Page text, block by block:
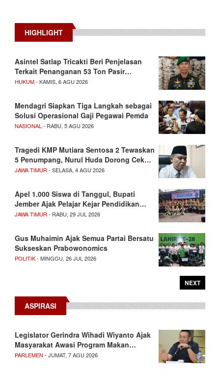
HIGHLIGHT
Asintel Satlap Tricakti Beri Penjelasan
Terkait Penanganan 53 Ton Pasir…
HUKUM- KAMIS, 6 AGU 2026
Mendagri Siapkan Tiga Langkah sebagai
Solusi Operasional Gaji Pegawai Pemda
NASIONAL - RABU, 5 AGU 2026
Tragedi KMP Mutiara Sentosa 2 Tewaskan
5 Penumpang, Nurul Huda Dorong Cek…
JAWA TIMUR - SELASA, 4 AGU 2026
Apel 1.000 Siswa di Tanggul, Bupati
Jember Ajak Pelajar Kejar Pendidikan…
JAWA TIMUR - RABU, 29 JUL 2026
Gus Muhaimin Ajak Semua Partai Bersatu
Sukseskan Prabowonomics
POLITIK- MINGGU, 26 JUL 2026
NEXT
ASPIRASI
Legislator Gerindra Wihadi Wiyanto Ajak
Masyarakat Awasi Program Makan…
PARLEMEN - JUMAT, 7 AGU 2026